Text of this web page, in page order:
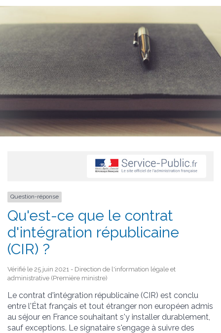
Question-réponse
Qu'est-ce que le contrat
d'intégration républicaine
(CIR) ?
Vérifié le 25 juin 2021 - Direction de l'information légale et
administrative (Première ministre)
Le contrat d'intégration républicaine (CIR) est conclu
entre l'État français et tout étranger non européen admis
au séjour en France souhaitant s'y installer durablement,
sauf exceptions. Le signataire s'engage à suivre des